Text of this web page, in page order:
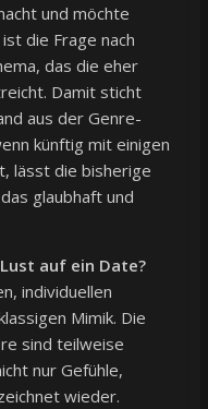
und möchte
die Frage nach
das die eher
Damit sticht
aus der Genre-
künftig mit einigen
lässt die bisherige
glaubhaft und
Lust auf ein Date?
individuellen
Mimik. Die
sind teilweise
nur Gefühle,
wieder.